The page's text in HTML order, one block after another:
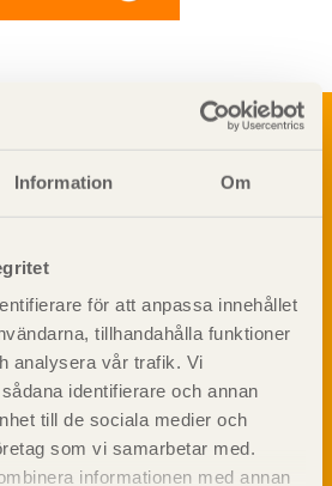
Information Om
för att anpassa innehållet
tillhandahålla funktioner
analysera vår trafik. Vi
identifierare och annan
till de sociala medier och
som vi samarbetar med.
informationen med annan
lufttäthet
handboken för trä och
nyhetsbrev!